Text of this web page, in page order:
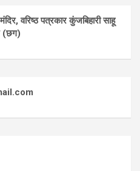
वरिष्ठ पत्रकार कुंजबिहारी साहू
(छग)